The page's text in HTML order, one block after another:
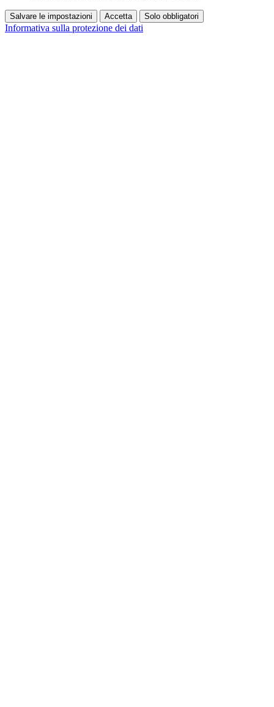
Salvare le impostazioni Accetta Solo obbligatori
Informativa sulla protezione dei dati